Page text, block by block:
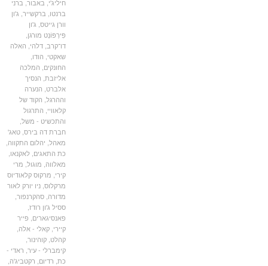
חיליג'י,באבור,ברני
ברנטו,ברקשייר,ג'ון
וורן גייטס,ג'ון
פִּירְפּוֹנְט מורגן,
דו־קרב,דלהי,האלה
שאקטי,הודו ,
החונקים,המלכה
אליזבת,הנסיך
אלברט,הנערה
וההרגל,הקוד של
קלאוויי,התרגול
והתכשיט - משל,
חברת דה בירס,טאג'
מאהל,יהלום התקווה,
כת התאגים,לאקנאו,
מאלווה,מוגול,מרי
,מרקוס קלאודיוס
מרקלוס,ניו יורק לאור
מדורה,סהקרנפור,
ססיל ג'ון רודז ,
פאנסיגארים,פייר
קיירי,קאלי - אלה,
קהלט,קוהינור,
קימברלי - עיר,ראדי -
רדיום,רקטביג'ה,